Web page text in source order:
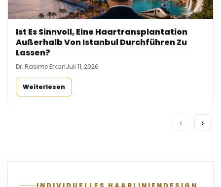
Ist Es Sinnvoll, Eine Haartransplantation
Außerhalb Von Istanbul Durchführen Zu
Lassen?
Dr. Rasime ErkanJuli 11, 2026
Weiterlesen
‹ ›